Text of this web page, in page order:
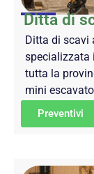
Ditta di
Ditta di scavi
specializzata
tutta la
mini
Preventivi